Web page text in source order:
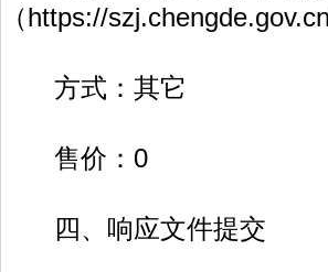
（https://
方式：其它
售价：0
四、响应文件提交